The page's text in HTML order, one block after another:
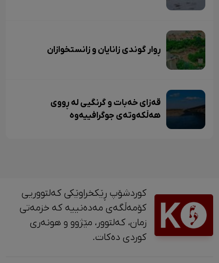
ڕوار گوندی زانایان و زانستخوازان
قەزای خەبات و گرنگیی لە ڕووی
هەڵکەوتەی جوگرافییەوە
کوردشۆپ ڕێکخراوێکی کەلتووریی
کۆمەڵگەی مەدەنییە کە خزمەتی
زمان، کەلتوور، مێژوو و ‎هونەری
کوردی دەکات.